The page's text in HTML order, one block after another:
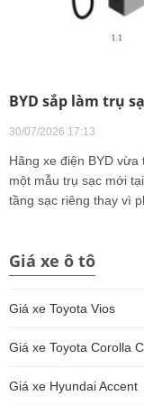
BYD sắp làm trụ
30/07/2026 17:13
Hãng xe điện BYD
một mẫu trụ sạc mới
tầng sạc riêng thay vì
Giá xe ô tô
Giá xe Toyota Vios
Giá xe Toyota Corolla
Giá xe Hyundai Accent